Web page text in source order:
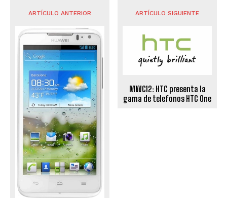
ARTÍCULO ANTERIOR ARTÍCULO SIGUIENTE
MWC12: HTC presenta la
gama de telefonos HTC One